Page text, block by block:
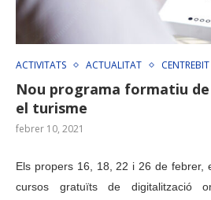
ACTIVITATS ACTUALITAT
Nou programa formatiu
el turisme
febrer 10, 2021
Els propers 16, 18, 22 i 26 de febrer,
cursos gratuïts de digitalització